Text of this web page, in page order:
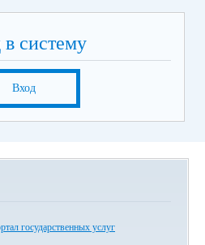
систему
Вход
государственных услуг